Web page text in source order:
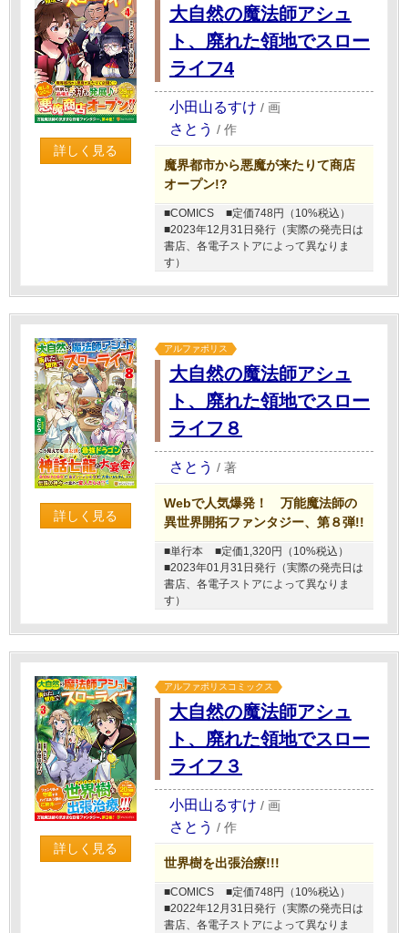
詳しく見る
大自然の魔法師アシュ
ト、廃れた領地でスロー
ライフ4
小田山るすけ / 画
さとう / 作
魔界都市から悪魔が来たりて商店
オープン!?
■COMICS
■定価748円（10%税込）
■2023年12月31日発行（実際の発売日は
書店、各電子ストアによって異なりま
す）
詳しく見る
アルファポリス
大自然の魔法師アシュ
ト、廃れた領地でスロー
ライフ８
さとう / 著
Webで人気爆発！ 万能魔法師の
異世界開拓ファンタジー、第８弾!!
■単行本
■定価1,320円（10%税込）
■2023年01月31日発行（実際の発売日は
書店、各電子ストアによって異なりま
す）
詳しく見る
アルファポリスコミックス
大自然の魔法師アシュ
ト、廃れた領地でスロー
ライフ３
小田山るすけ / 画
さとう / 作
世界樹を出張治療!!!
■COMICS
■定価748円（10%税込）
■2022年12月31日発行（実際の発売日は
書店、各電子ストアによって異なりま